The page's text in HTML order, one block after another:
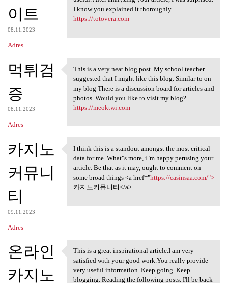
이트
08.11.2023
Adres
I know you explained it thoroughly
https://totovera.com
먹튀검
증
08.11.2023
Adres
This is a very neat blog post
This is a very neat blog post. My school teacher
suggested that I might like this blog. Similar to on
my blog There is a discussion board for articles and
photos. Would you like to visit my blog?
https://meoktwi.com
카지노
커뮤니
티
09.11.2023
Adres
I think this is a standout
I think this is a standout amongst the most critical
data for me. What"s more, i"m happy perusing your
article. Be that as it may, ought to comment on
some broad things <a href="https://casinsaa.com/">
카지노커뮤니티</a>
온라인
카지노
This is a great inspirational
This is a great inspirational article.I am very
satisfied with your good work.You really provide
very useful information. Keep going. Keep
blogging. Reading the following posts. I'll be back